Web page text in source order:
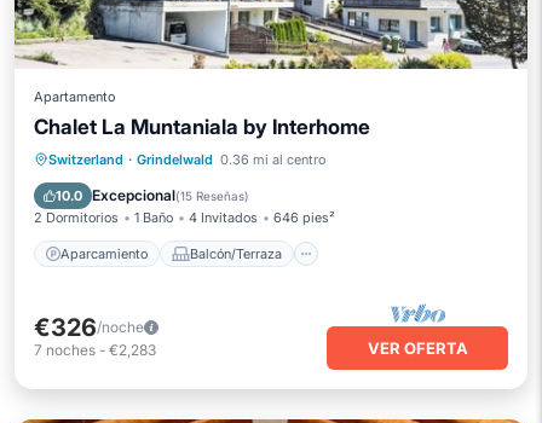
Apartamento
Chalet La Muntaniala by Interhome
Switzerland · Grindelwald 0.36 mi al centro
10.0 Excepcional(15 Reseñas)
2 Dormitorios 1 Baño 4 Invitados 646 pies²
Aparcamiento Balcón/Terraza
Aparcamiento
Balcón/Terraza
Cocina
Internet
€326/noche
7 noches - €2,283 VER OFERTA